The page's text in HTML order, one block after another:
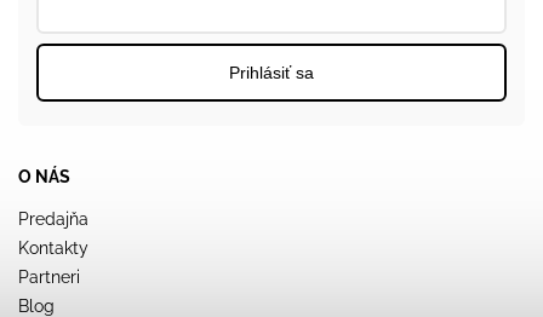
O NÁS
Predajňa
Kontakty
Partneri
Blog
Prihlásiť sa